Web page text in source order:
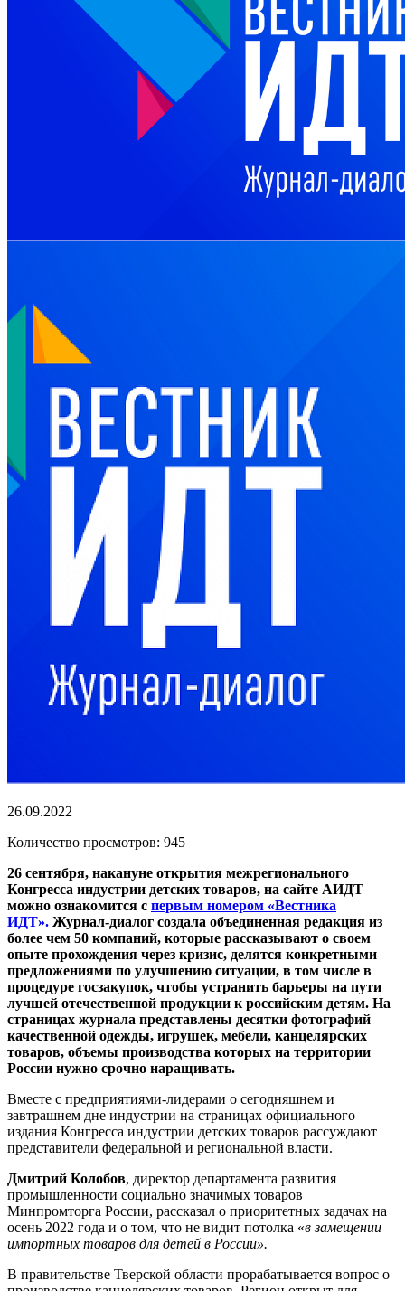
26.09.2022
Количество просмотров: 945
26 сентября, накануне открытия межрегионального
Конгресса индустрии детских товаров, на сайте АИДТ
можно ознакомится с первым номером «Вестника
ИДТ». Журнал-диалог создала объединенная редакция из
более чем 50 компаний, которые рассказывают о своем
опыте прохождения через кризис, делятся конкретными
предложениями по улучшению ситуации, в том числе в
процедуре госзакупок, чтобы устранить барьеры на пути
лучшей отечественной продукции к российским детям. На
страницах журнала представлены десятки фотографий
качественной одежды, игрушек, мебели, канцелярских
товаров, объемы производства которых на территории
России нужно срочно наращивать.
Вместе с предприятиями-лидерами о сегодняшнем и
завтрашнем дне индустрии на страницах официального
издания Конгресса индустрии детских товаров рассуждают
представители федеральной и региональной власти.
Дмитрий Колобов, директор департамента развития
промышленности социально значимых товаров
Минпромторга России, рассказал о приоритетных задачах на
осень 2022 года и о том, что не видит потолка «в замещении
импортных товаров для детей в России».
В правительстве Тверской области прорабатывается вопрос о